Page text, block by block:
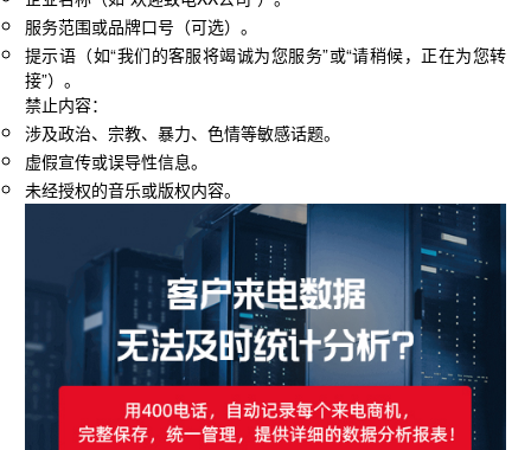
服务范围或品牌口号（可选）。
提示语（如“我们的客服将竭诚为您服务”或“请稍候，正在为您转
接”）。
禁止内容‌：
涉及政治、宗教、暴力、色情等敏感话题。
虚假宣传或误导性信息。
未经授权的音乐或版权内容。